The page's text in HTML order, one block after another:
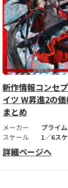
新作情報コンセ
イツ W昇進2の
まとめ
メーカー
プライ
スケール
1／6ス
詳細ページへ